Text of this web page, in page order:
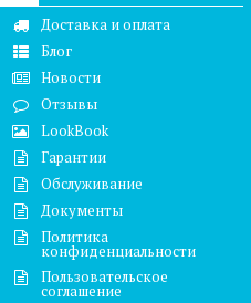
Доставка и оплата
Блог
Новости
Отзывы
LookBook
Гарантии
Обслуживание
Документы
Политика
конфиденциальности
Пользовательское
соглашение